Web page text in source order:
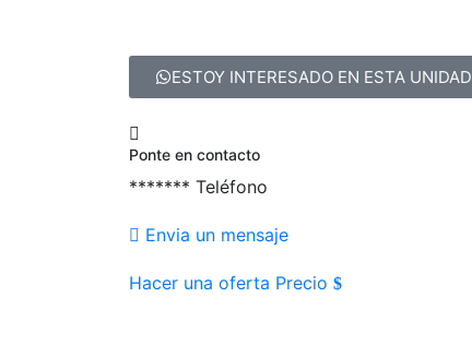
ESTOY INTERESADO EN ESTA UNIDAD
Ponte en contacto
******* Teléfono
Envia un mensaje
Hacer una oferta Precio